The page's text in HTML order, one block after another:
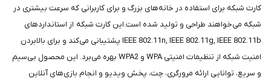
کارت شبکه برای استفاده در خانه‌های بزرگ و برای کاربرانی که سرعت بیشتری در
شبکه می‌خواهند طراحی و تولید شده است.این کارت شبکه از استانداردهای
IEEE 802.11n, IEEE 802.11g, IEEE 802.11b پشتیبانی می‌کند و برای بالابردن
امنیت شبکه از تنظیمات امنیتی WPA و WPA2 بهره می‌برد. این محصول بی‌سیم
و سریع، توانایی ارائه مرورگری، چت، پخش ویدیو و انجام بازی‌های آنلاین